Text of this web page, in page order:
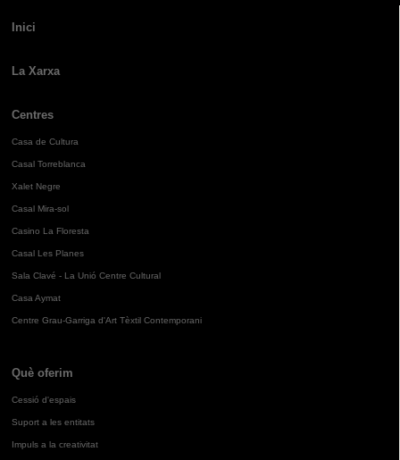
Inici
La Xarxa
Centres
Casa de Cultura
Casal Torreblanca
Xalet Negre
Casal Mira-sol
Casino La Floresta
Casal Les Planes
Sala Clavé - La Unió Centre Cultural
Casa Aymat
Centre Grau-Garriga d'Art Tèxtil Contemporani
Què oferim
Cessió d'espais
Suport a les entitats
Impuls a la creativitat